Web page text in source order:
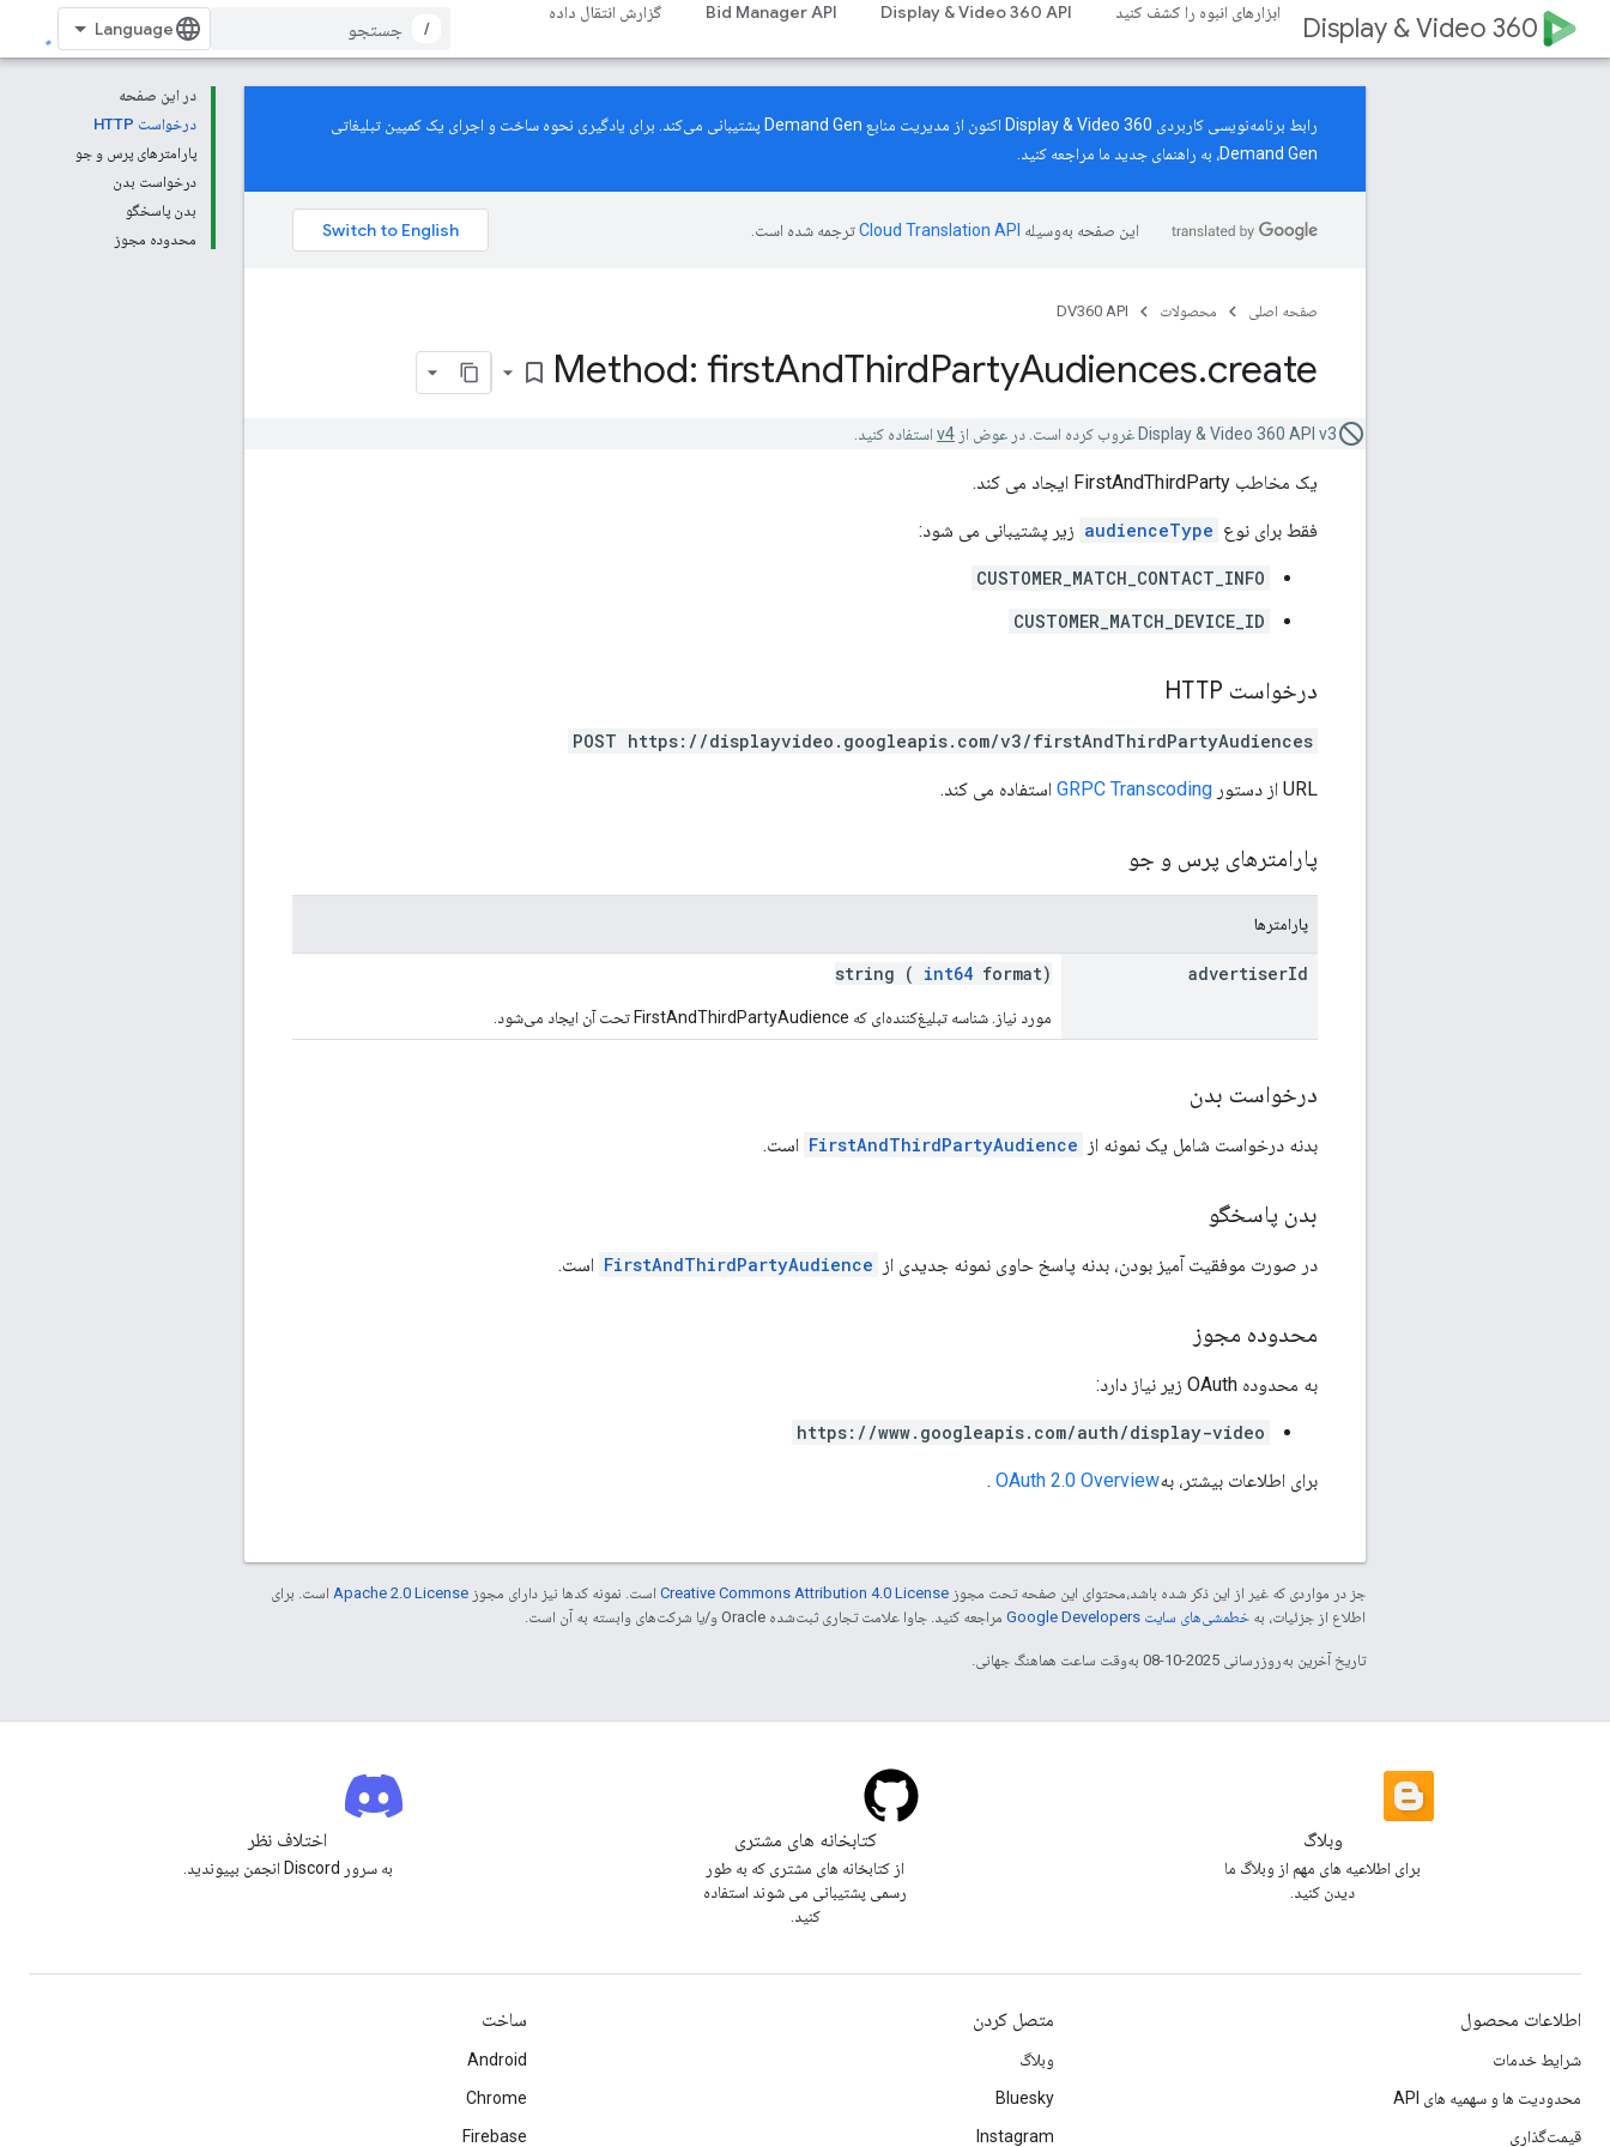
Display & Video 360 ابزارهای انبوه را کشف کنید Display & Video 360 API
Bid Manager API گزارش انتقال داده
/
در این صفحه
درخواست HTTP
پارامترهای پرس و جو
درخواست بدن
بدن پاسخگو
محدوده مجوز
رابط برنامه‌نویسی کاربردی Display & Video 360 اکنون از مدیریت منابع Demand Gen پشتیبانی می‌کند. برای یادگیری نحوه ساخت و اجرای یک کمپین تبلیغاتی
Demand Gen، به
راهنمای جدید ما مراجعه کنید.
این صفحه به‌وسیله ترجمه شده است.
صفحه اصلی محصولات DV360 API
Method: firstAndThirdPartyAudiences.create
bookmark_border
Display & Video 360 API v3 غروب کرده است. در عوض از v4 استفاده کنید.
یک مخاطب FirstAndThirdParty ایجاد می کند.
فقط برای نوع audienceType زیر پشتیبانی می شود:
CUSTOMER_MATCH_CONTACT_INFO
CUSTOMER_MATCH_DEVICE_ID
درخواست HTTP
POST https://displayvideo.googleapis.com/v3/firstAndThirdPartyAudiences
URL از دستور GRPC Transcoding استفاده می کند.
پارامترهای پرس و جو
پارامترها
advertiserId
string ( int64 format)
مورد نیاز. شناسه تبلیغ‌کننده‌ای که FirstAndThirdPartyAudience تحت آن ایجاد می‌شود.
درخواست بدن
بدنه درخواست شامل یک نمونه از FirstAndThirdPartyAudience است.
بدن پاسخگو
در صورت موفقیت آمیز بودن، بدنه پاسخ حاوی نمونه جدیدی از FirstAndThirdPartyAudience است.
محدوده مجوز
به محدوده OAuth زیر نیاز دارد:
https://www.googleapis.com/auth/display-video
برای اطلاعات بیشتر، بهOAuth 2.0 Overview
.
جز در مواردی که غیر از این ذکر شده باشد،‌محتوای این صفحه تحت مجوز Creative Commons Attribution 4.0 License است. نمونه کدها نیز دارای مجوز Apache 2.0 License است. برای
اطلاع از جزئیات، به خطمشی‌های سایت Google Developers‏ مراجعه کنید. جاوا علامت تجاری ثبت‌شده Oracle و/یا شرکت‌های وابسته به آن است.
تاریخ آخرین به‌روزرسانی 2025-10-08 به‌وقت ساعت هماهنگ جهانی.
وبلاگ
برای اطلاعیه های مهم از وبلاگ ما
دیدن کنید.
کتابخانه های مشتری
از کتابخانه های مشتری که به طور
رسمی پشتیبانی می شوند استفاده
کنید.
اختلاف نظر
به سرور Discord انجمن بپیوندید.
اطلاعات محصول
شرایط خدمات
محدودیت ها و سهمیه های API
قیمت‌گذاری
متصل کردن
وبلاگ
Bluesky
Instagram
ساخت
Android
Chrome
Firebase